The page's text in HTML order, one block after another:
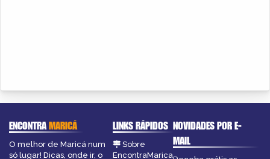
ENCONTRAMARICÁ
O melhor de Maricá num
só lugar! Dicas, onde ir, o
LINKS RÁPIDOS
Sobre
EncontraMarica
NOVIDADES POR E-
MAIL